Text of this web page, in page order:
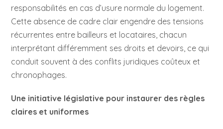
responsabilités en cas d’usure normale du logement.
Cette absence de cadre clair engendre des tensions
récurrentes entre bailleurs et locataires, chacun
interprétant différemment ses droits et devoirs, ce qui
conduit souvent à des conflits juridiques coûteux et
chronophages.
Une initiative législative pour instaurer des règles
claires et uniformes